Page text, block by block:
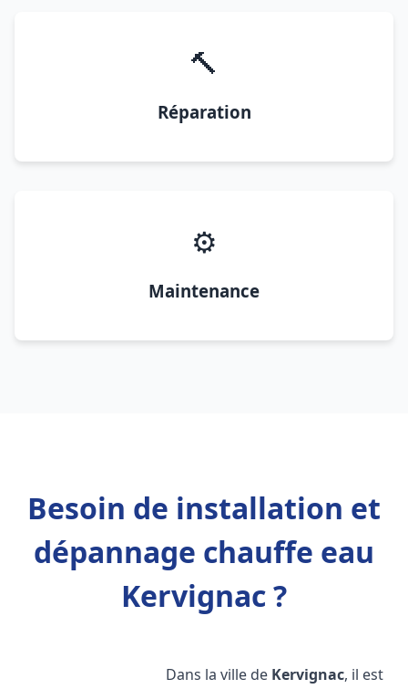
🔨
Réparation
⚙️
Maintenance
Besoin de installation et
dépannage chauffe eau
Kervignac ?
Dans la ville de Kervignac, il est